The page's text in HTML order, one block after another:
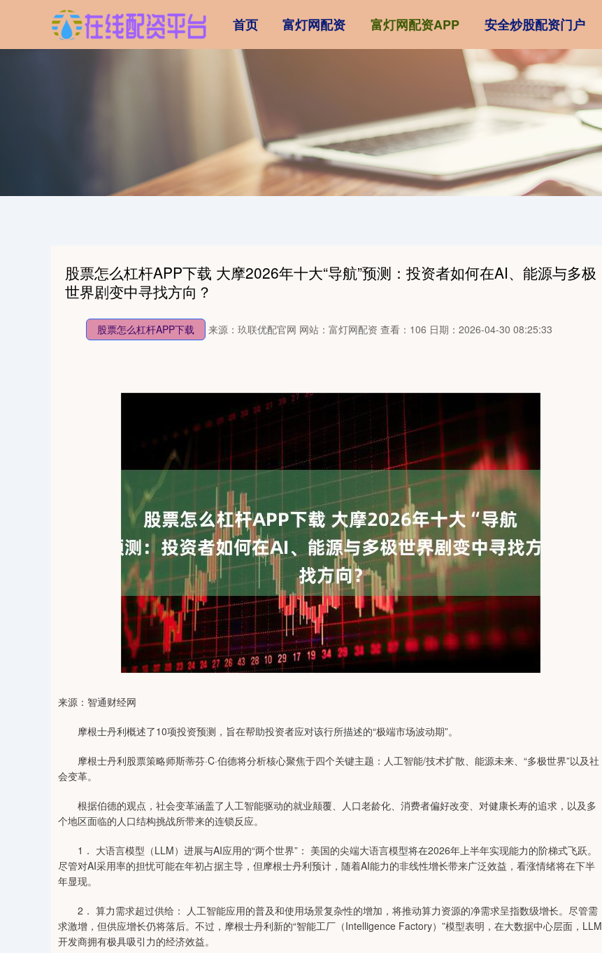
首页 富灯网配资 富灯网配资APP 安全炒股配资门户
股票怎么杠杆APP下载 大摩2026年十大“导航”预测：投资者如何在AI、能源与多极
世界剧变中寻找方向？
股票怎么杠杆APP下载 来源：玖联优配官网 网站：富灯网配资 查看：106 日期：2026-04-30 08:25:33
来源：智通财经网
摩根士丹利概述了10项投资预测，旨在帮助投资者应对该行所描述的“极端市场波动期”。
摩根士丹利股票策略师斯蒂芬·C·伯德将分析核心聚焦于四个关键主题：人工智能/技术扩散、能源未来、“多极世界”以及社
会变革。
根据伯德的观点，社会变革涵盖了人工智能驱动的就业颠覆、人口老龄化、消费者偏好改变、对健康长寿的追求，以及多
个地区面临的人口结构挑战所带来的连锁反应。
1． 大语言模型（LLM）进展与AI应用的“两个世界”： 美国的尖端大语言模型将在2026年上半年实现能力的阶梯式飞跃。
尽管对AI采用率的担忧可能在年初占据主导，但摩根士丹利预计，随着AI能力的非线性增长带来广泛效益，看涨情绪将在下半
年显现。
2． 算力需求超过供给： 人工智能应用的普及和使用场景复杂性的增加，将推动算力资源的净需求呈指数级增长。尽管需
求激增，但供应增长仍将落后。不过，摩根士丹利新的“智能工厂（Intelligence Factory）”模型表明，在大数据中心层面，LLM
开发商拥有极具吸引力的经济效益。
上证指数 3919.51 19.16 0.49% 深证成指 14295.08